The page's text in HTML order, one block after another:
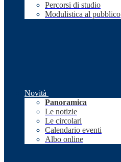
Percorsi di studio
Modulistica al pubblico
Novità
Panoramica
Le notizie
Le circolari
Calendario eventi
Albo online